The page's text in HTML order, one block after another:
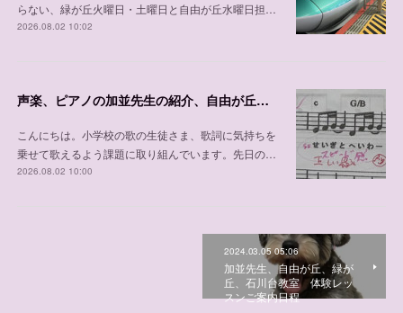
らない、緑が丘火曜日・土曜日と自由が丘水曜日担…
2026.08.02 10:02
声楽、ピアノの加並先生の紹介、自由が丘教室 木曜日、 土曜日、日曜日/緑が丘教室 金曜日
こんにちは。小学校の歌の生徒さま、歌詞に気持ちを
乗せて歌えるよう課題に取り組んでいます。先日の…
2026.08.02 10:00
2024.03.05 05:06
加並先生、自由が丘、緑が
丘、石川台教室 体験レッ
スンご案内日程